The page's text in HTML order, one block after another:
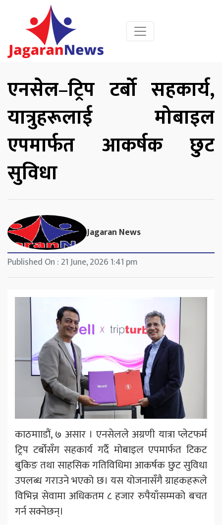
एनसेल–ट्रिप टर्बो सहकार्य,
यात्रुहरूलाई मोबाइल
एपमार्फत आकर्षक छुट
सुविधा
Jagaran News
Published On : 21 June, 2026 1:41 pm
काठमााडौं, ७ असार । एनसेलले अग्रणी यात्रा प्लेटफर्म
ट्रिप टर्बोसँग सहकार्य गर्दै मोबाइल एपमार्फत टिकट
बुकिङ तथा साहसिक गतिविधिमा आकर्षक छुट सुविधा
उपलब्ध गराउने भएको छ। यस योजनासँगै ग्राहकहरूले
विभिन्न सेवामा अधिकतम ८ हजार रुपैयाँसम्मको बचत
गर्न सक्नेछन्।